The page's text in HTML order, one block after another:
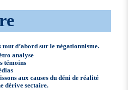
d’abord sur le négationnisme.
analyse
témoins
aux causes du déni de réalité
dérive sectaire.